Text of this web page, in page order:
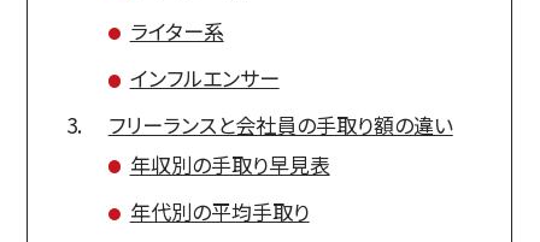
ライター系
インフルエンサー
フリーランスと会社員の手取り額の違い
年収別の手取り早見表
年代別の平均手取り